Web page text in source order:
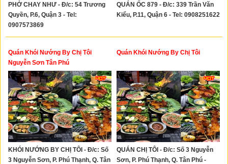
PHỞ CHAY NHƯ - Đ/c: 54 Trương
Quyền, P.6, Quận 3 - Tel:
0907573869
QUÁN ỐC 879 - Đ/c: 339 Trần Văn
Kiểu, P.11, Quận 6 - Tel: 0908251622
Quán Khói Nướng By Chị Tôi
Nguyễn Sơn Tân Phú
KHÓI NƯỚNG BY CHỊ TÔI - Đ/c: Số
3 Nguyễn Sơn, P. Phú Thạnh, Q. Tân
Quán Khói Nướng By Chị Tôi
QUÁN CHỊ TÔI - Đ/c: Số 3 Nguyễn
Sơn, P. Phú Thạnh, Q. Tân Phú -